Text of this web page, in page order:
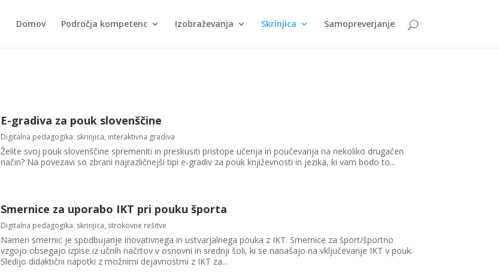
Domov Področja kompetenc Izobraževanja Skrinjica Samopreverjanje
E-gradiva za pouk slovenščine
Digitalna pedagogika: skrinjica, interaktivna gradiva
Želite svoj pouk slovenščine spremeniti in preskusiti pristope učenja in poučevanja na nekoliko drugačen
način? Na povezavi so zbrani najrazličnejši tipi e-gradiv za pouk književnosti in jezika, ki vam bodo to...
Smernice za uporabo IKT pri pouku športa
Digitalna pedagogika: skrinjica, strokovne rešitve
Namen smernic je spodbujanje inovativnega in ustvarjalnega pouka z IKT. Smernice za šport/športno
vzgojo obsegajo izpise iz učnih načrtov v osnovni in srednji šoli, ki se nanašajo na vključevanje IKT v pouk.
Sledijo didaktični napotki z možnimi dejavnostmi z IKT za...